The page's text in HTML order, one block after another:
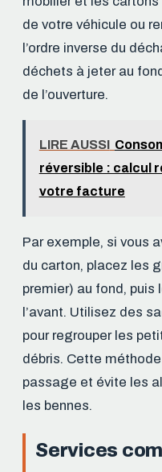
de votre véhicule ou
l’ordre inverse du
déchets à jeter au
de l’ouverture.
LIRE AUSSI
réversible : calcul
votre facture
Par exemple, si vous
du carton, placez les
premier) au fond, puis
l’avant. Utilisez des
pour regrouper les
débris. Cette
passage et évite les
les bennes.
Services